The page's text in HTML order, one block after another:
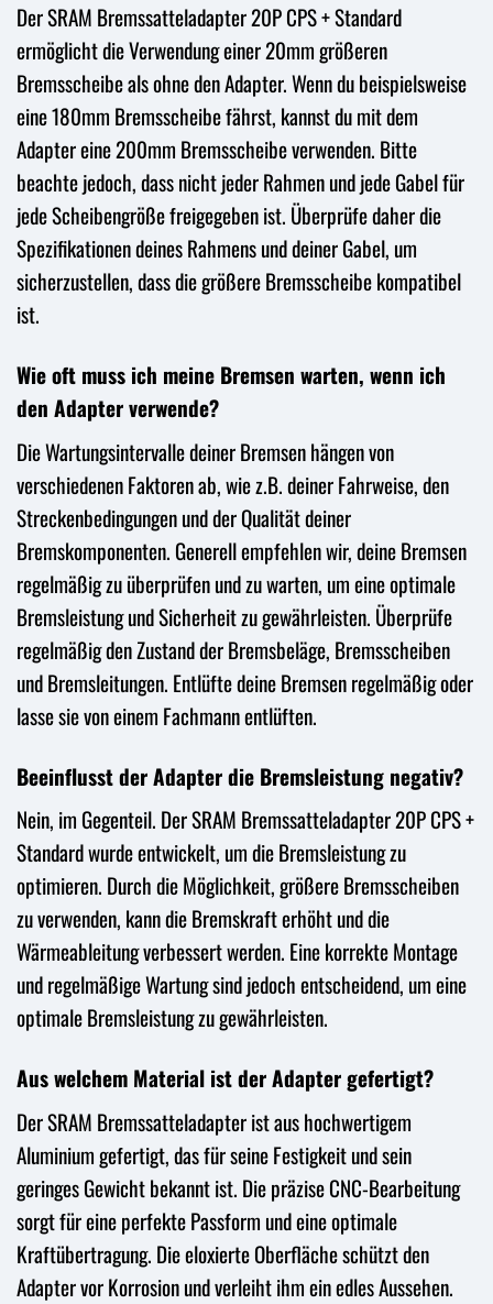
Der SRAM Bremssatteladapter 20P CPS + Standard
ermöglicht die Verwendung einer 20mm größeren
Bremsscheibe als ohne den Adapter. Wenn du beispielsweise
eine 180mm Bremsscheibe fährst, kannst du mit dem
Adapter eine 200mm Bremsscheibe verwenden. Bitte
beachte jedoch, dass nicht jeder Rahmen und jede Gabel für
jede Scheibengröße freigegeben ist. Überprüfe daher die
Spezifikationen deines Rahmens und deiner Gabel, um
sicherzustellen, dass die größere Bremsscheibe kompatibel
ist.
Wie oft muss ich meine Bremsen warten, wenn ich
den Adapter verwende?
Die Wartungsintervalle deiner Bremsen hängen von
verschiedenen Faktoren ab, wie z.B. deiner Fahrweise, den
Streckenbedingungen und der Qualität deiner
Bremskomponenten. Generell empfehlen wir, deine Bremsen
regelmäßig zu überprüfen und zu warten, um eine optimale
Bremsleistung und Sicherheit zu gewährleisten. Überprüfe
regelmäßig den Zustand der Bremsbeläge, Bremsscheiben
und Bremsleitungen. Entlüfte deine Bremsen regelmäßig oder
lasse sie von einem Fachmann entlüften.
Beeinflusst der Adapter die Bremsleistung negativ?
Nein, im Gegenteil. Der SRAM Bremssatteladapter 20P CPS +
Standard wurde entwickelt, um die Bremsleistung zu
optimieren. Durch die Möglichkeit, größere Bremsscheiben
zu verwenden, kann die Bremskraft erhöht und die
Wärmeableitung verbessert werden. Eine korrekte Montage
und regelmäßige Wartung sind jedoch entscheidend, um eine
optimale Bremsleistung zu gewährleisten.
Aus welchem Material ist der Adapter gefertigt?
Der SRAM Bremssatteladapter ist aus hochwertigem
Aluminium gefertigt, das für seine Festigkeit und sein
geringes Gewicht bekannt ist. Die präzise CNC-Bearbeitung
sorgt für eine perfekte Passform und eine optimale
Kraftübertragung. Die eloxierte Oberfläche schützt den
Adapter vor Korrosion und verleiht ihm ein edles Aussehen.